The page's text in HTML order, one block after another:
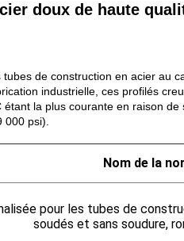
doux de haute
de construction en acier au
industrielle, ces profilés
la plus courante en raison
psi).
Nom de la
pour les tubes de
soudés et sans soudure,